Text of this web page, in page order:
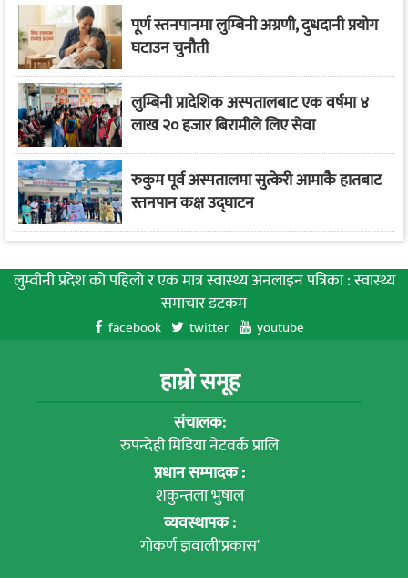
पूर्ण स्तनपानमा लुम्बिनी अग्रणी, दुधदानी प्रयोग
घटाउन चुनौती
लुम्बिनी प्रादेशिक अस्पतालबाट एक वर्षमा ४
लाख २० हजार बिरामीले लिए सेवा
रुकुम पूर्व अस्पतालमा सुत्केरी आमाकै हातबाट
स्तनपान कक्ष उद्घाटन
लुम्वीनी प्रदेश को पहिलाे र एक मात्र स्वास्थ्य अनलाइन पत्रिका : स्वास्थ्य
समाचार डटकम
facebook twitter youtube
हाम्रो समूह
संचालक:
रुपन्देही मिडिया नेटवर्क प्रालि
प्रधान सम्पादक :
शकुन्तला भुषाल
व्यवस्थापक :
गोकर्ण ज्ञवाली'प्रकास'